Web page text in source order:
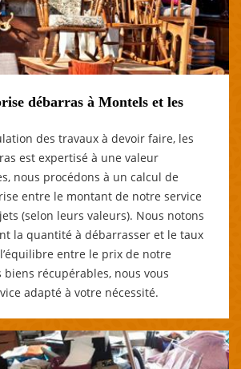
débarras à Montels et les
des travaux à devoir faire, les
est expertisé à une valeur
nous procédons à un calcul de
entre le montant de notre service
(selon leurs valeurs). Nous notons
la quantité à débarrasser et le taux
entre le prix de notre
récupérables, nous vous
adapté à votre nécessité.